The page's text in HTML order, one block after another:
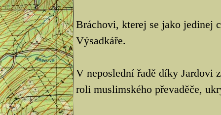
Bráchovi, kterej se jako jedinej
Výsadkáře.
V neposlední řadě díky Jardovi
roli muslimského převaděče,